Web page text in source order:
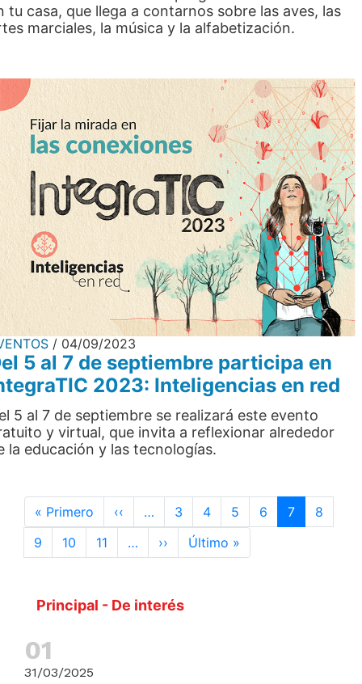
tu casa, que llega a contarnos sobre las aves, las
marciales, la música y la alfabetización.
04/09/2023
5 al 7 de septiembre participa en
2023: Inteligencias en red
5 al 7 de septiembre se realizará este evento
y virtual, que invita a reflexionar alrededor
la educación y las tecnologías.
Paginación
« Primero Primera página
‹‹ Página anterior
… 3 4 5 6 7
8
9
10 11 … ›› Siguiente página
Último »
Principal - De interés
31/03/2025